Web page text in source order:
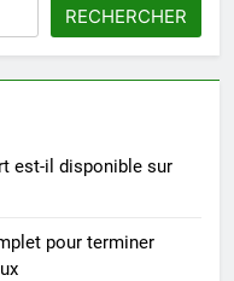
RECHERCHER
est-il disponible sur
pour terminer